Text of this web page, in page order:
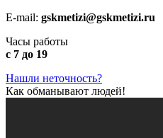
E-mail: gskmetizi@gskmetizi.ru
Часы работы
с 7 до 19
Нашли неточность?
Как обманывают людей!